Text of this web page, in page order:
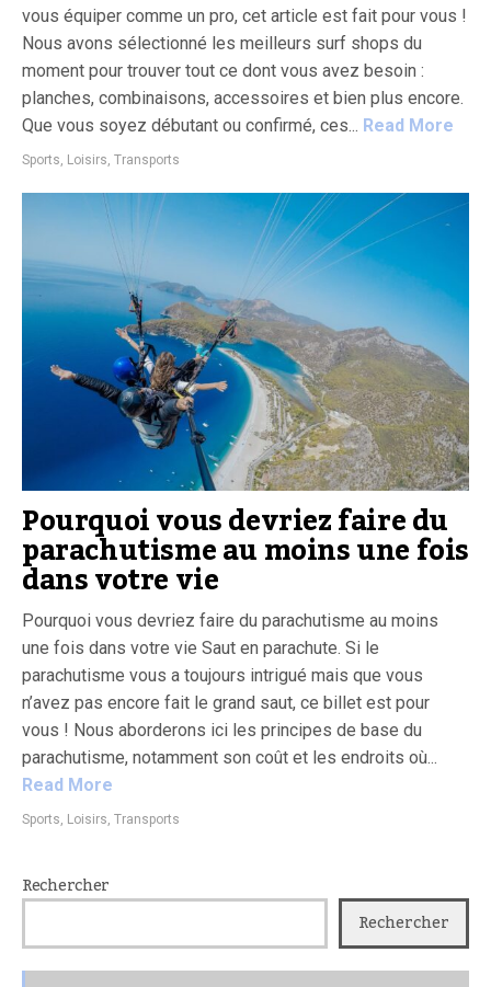
vous équiper comme un pro, cet article est fait pour vous !
Nous avons sélectionné les meilleurs surf shops du
moment pour trouver tout ce dont vous avez besoin :
planches, combinaisons, accessoires et bien plus encore.
Que vous soyez débutant ou confirmé, ces... Read More
Sports, Loisirs, Transports
Pourquoi vous devriez faire du
parachutisme au moins une fois
dans votre vie
Pourquoi vous devriez faire du parachutisme au moins
une fois dans votre vie Saut en parachute. Si le
parachutisme vous a toujours intrigué mais que vous
n’avez pas encore fait le grand saut, ce billet est pour
vous ! Nous aborderons ici les principes de base du
parachutisme, notamment son coût et les endroits où...
Read More
Sports, Loisirs, Transports
Rechercher
Rechercher